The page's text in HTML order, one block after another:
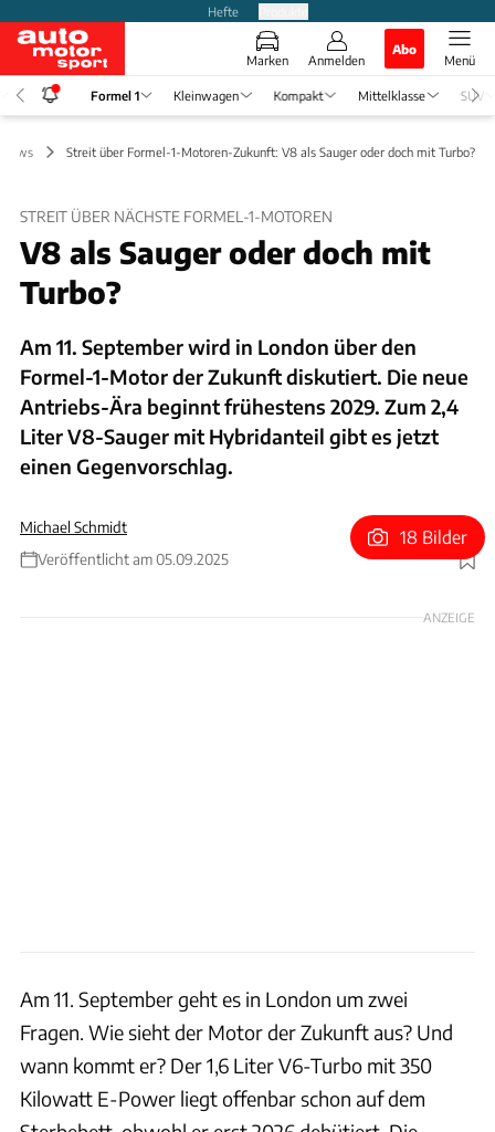
Hefte
Marken Anmelden
Abo
Menü
Formel 1 Kleinwagen Kompakt Mittelklasse SUV
Streit über Formel-1-Motoren-Zukunft: V8 als Sauger oder doch mit Turbo?
STREIT ÜBER NÄCHSTE FORMEL-1-MOTOREN
V8 als Sauger oder doch mit
Turbo?
Am 11. September wird in London über den
Formel-1-Motor der Zukunft diskutiert. Die neue
Antriebs-Ära beginnt frühestens 2029. Zum 2,4
Liter V8-Sauger mit Hybridanteil gibt es jetzt
einen Gegenvorschlag.
Michael Schmidt
Veröffentlicht am 05.09.2025
Foto: Porsche
18 Bilder
ANZEIGE
Am 11. September geht es in London um zwei
Fragen. Wie sieht der Motor der Zukunft aus? Und
wann kommt er? Der 1,6 Liter V6-Turbo mit 350
Kilowatt E-Power liegt offenbar schon auf dem